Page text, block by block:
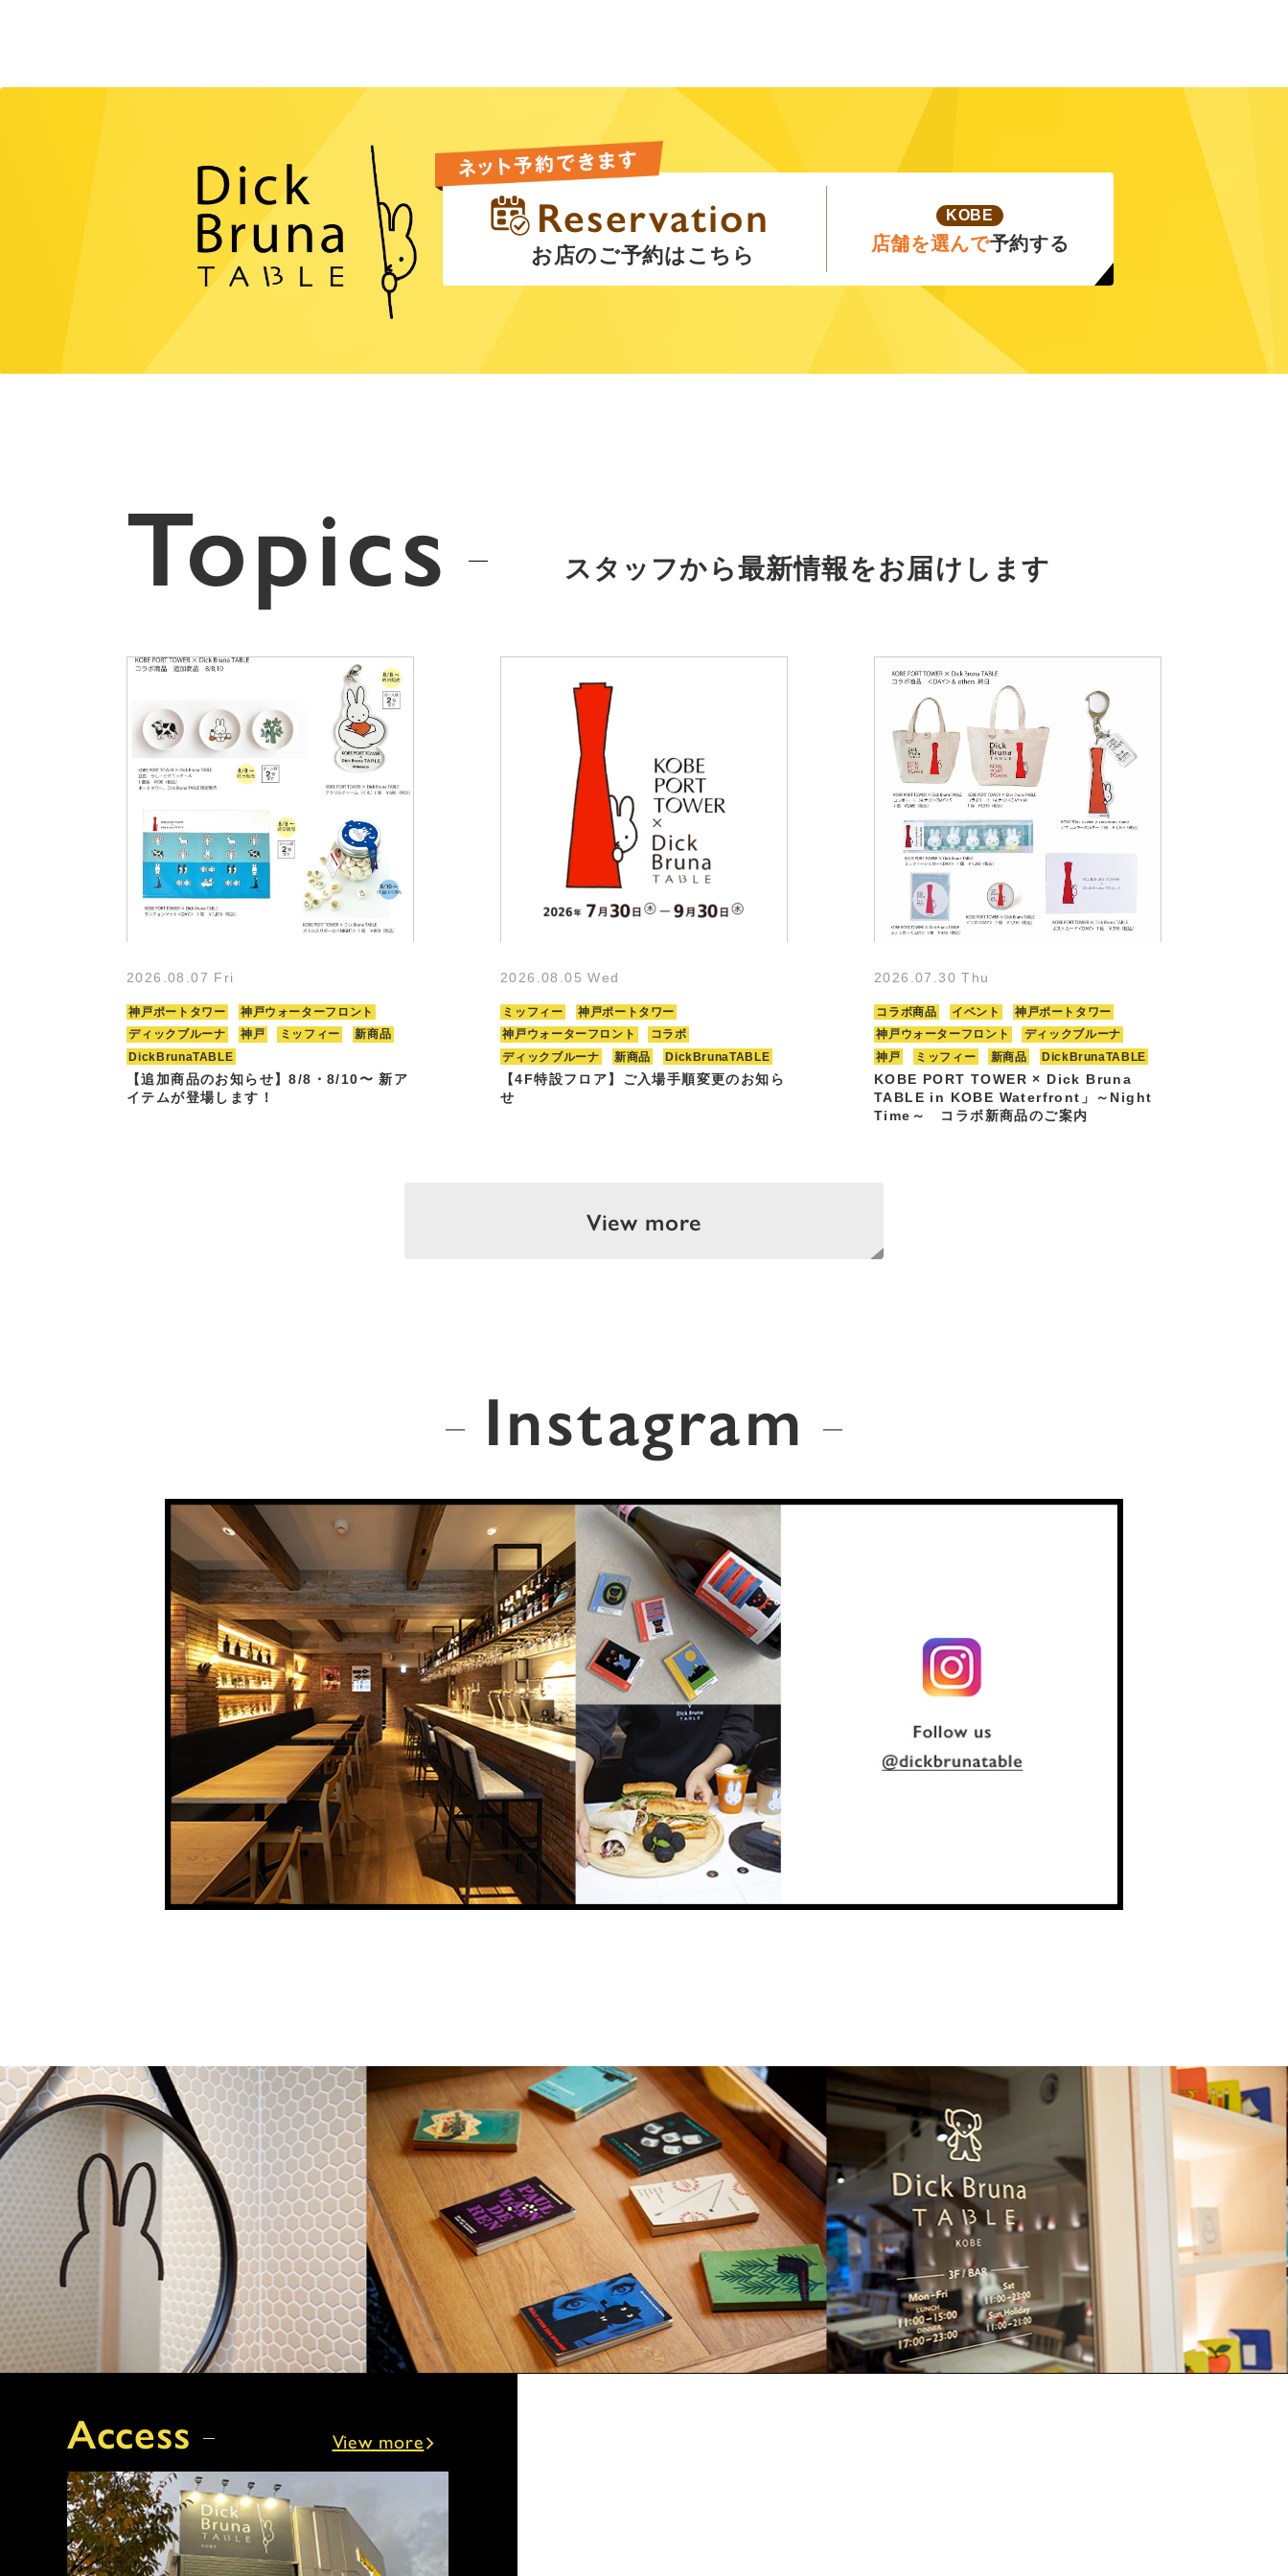
お店のご予約はこちら
KOBE
店舗を選んで予約する
Topics スタッフから最新情報をお届けします
2026.08.07 Fri
神戸ポートタワー
神戸ウォーターフロント
ディックブルーナ
神戸 ミッフィー
新商品
DickBrunaTABLE
【追加商品のお知らせ】8/8・8/10〜 新ア
イテムが登場します！
2026.08.05 Wed
ミッフィー
神戸ポートタワー
神戸ウォーターフロント
コラボ
ディックブルーナ
新商品 DickBrunaTABLE
【4F特設フロア】ご入場手順変更のお知ら
せ
2026.07.30 Thu
コラボ商品 イベント
神戸ポートタワー
神戸ウォーターフロント
ディックブルーナ
神戸
ミッフィー 新商品 DickBrunaTABLE
KOBE PORT TOWER × Dick Bruna
TABLE in KOBE Waterfront」～Night
Time～ コラボ新商品のご案内
View more
Instagram
Access View more